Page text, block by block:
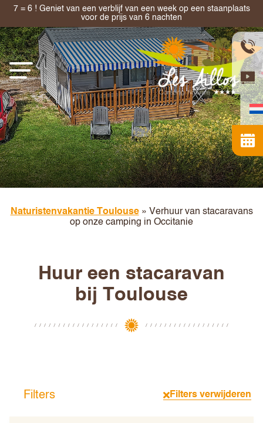
7 = 6 ! Geniet van een verblijf van een week op een staanplaats
voor de prijs van 6 nachten
Naturistenvakantie Toulouse» Verhuur van stacaravans
op onze camping in Occitanie
Huur een stacaravan
bij Toulouse
Filters Filters verwijderen